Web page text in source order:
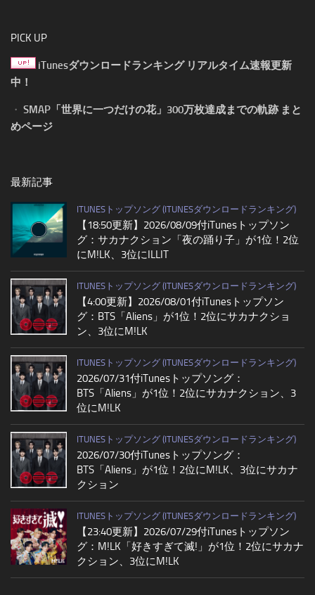
PICK UP
iTunesダウンロードランキング リアルタイム速報更新
中！
・ SMAP「世界に一つだけの花」300万枚達成までの軌跡 まと
めページ
最新記事
ITUNESトップソング (ITUNESダウンロードランキング)
【18:50更新】2026/08/09付iTunesトップソン
グ：サカナクション「夜の踊り子」が1位！2位
にM!LK、3位にILLIT
ITUNESトップソング (ITUNESダウンロードランキング)
【4:00更新】2026/08/01付iTunesトップソン
グ：BTS「Aliens」が1位！2位にサカナクショ
ン、3位にM!LK
ITUNESトップソング (ITUNESダウンロードランキング)
2026/07/31付iTunesトップソング：
BTS「Aliens」が1位！2位にサカナクション、3
位にM!LK
ITUNESトップソング (ITUNESダウンロードランキング)
2026/07/30付iTunesトップソング：
BTS「Aliens」が1位！2位にM!LK、3位にサカナ
クション
ITUNESトップソング (ITUNESダウンロードランキング)
【23:40更新】2026/07/29付iTunesトップソン
グ：M!LK「好きすぎて滅!」が1位！2位にサカナ
クション、3位にM!LK